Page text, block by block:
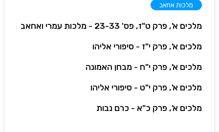
מלכות אחאב
מלכים א', פרק ט"ז, פס' 23-33 - מלכות עמרי ואחאב
מלכים א', פרק י"ז - סיפורי אליהו
מלכים א', פרק י"ח - מבחן האמונה
מלכים א', פרק י"ט - סיפורי אליהו
מלכים א', פרק כ"א - כרם נבות